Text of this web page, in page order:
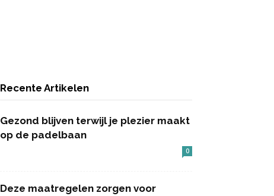
Recente Artikelen
Gezond blijven terwijl je plezier maakt
op de padelbaan
0
Deze maatregelen zorgen voor